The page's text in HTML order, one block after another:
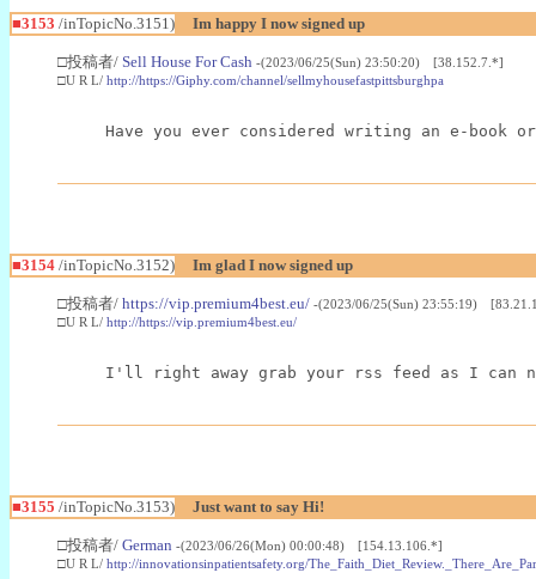
■3153 /inTopicNo.3151) Im happy I now signed up
□投稿者/ Sell House For Cash -(2023/06/25(Sun) 23:50:20) [38.152.7.*]
□U R L/ http://https://Giphy.com/channel/sellmyhousefastpittsburghpa
Have you ever considered writing an e-
■3154 /inTopicNo.3152) Im glad I now signed up
□投稿者/ https://vip.premium4best.eu/ -(2023/06/25(Sun) 23:55:19)
□U R L/ http://https://vip.premium4best.eu/
I'll right away grab your rss feed as I can
■3155 /inTopicNo.3153) Just want to say Hi!
□投稿者/ German -(2023/06/26(Mon) 00:00:48) [154.13.106.*]
□U R L/ http://innovationsinpatientsafety.org/